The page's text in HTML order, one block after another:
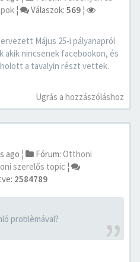
¦ Válaszok: 569 ¦
Május 25-i pályanapról
akik nincsenek facebookon, és
a tavalyin részt vettek.
Ugrás a hozzászóláshoz
ago ¦ Fórum: Otthoni
szerelős topic ¦
2584789
problèmával?